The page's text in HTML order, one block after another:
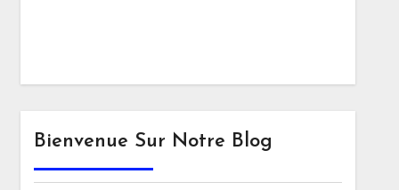
Bienvenue Sur Notre Blog